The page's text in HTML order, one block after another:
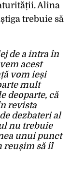
Alina
trebuie să
de a intra în
acest
vom ieși
mult
deoparte, că
revista
dezbateri al
nu trebuie
unui punct
reușim să îl